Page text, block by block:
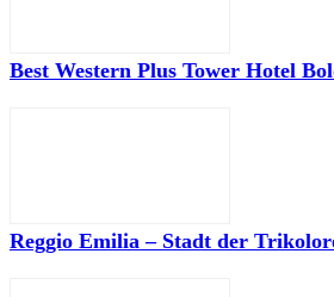
Best Western Plus Tower Hotel
Reggio Emilia – Stadt der